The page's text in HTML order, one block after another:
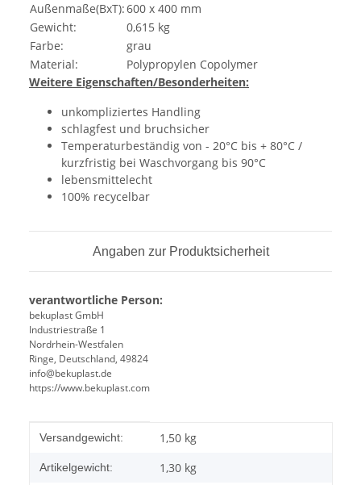
Außenmaße(BxT):600 x 400 mm
Gewicht:
0,615 kg
Farbe:
grau
Material:
Polypropylen Copolymer
Weitere Eigenschaften/Besonderheiten:
unkompliziertes Handling
schlagfest und bruchsicher
Temperaturbeständig von - 20°C bis + 80°C /
kurzfristig bei Waschvorgang bis 90°C
lebensmittelecht
100% recycelbar
Angaben zur Produktsicherheit
verantwortliche Person:
bekuplast GmbH
Industriestraße 1
Nordrhein-Westfalen
Ringe, Deutschland, 49824
info@bekuplast.de
https://www.bekuplast.com
Produkteigenschaft
Wert
Versandgewicht: 1,50 kg
Artikelgewicht: 1,30 kg